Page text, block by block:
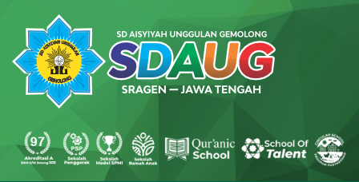
content
SD Aisyiyah Unggulan
Gemolong